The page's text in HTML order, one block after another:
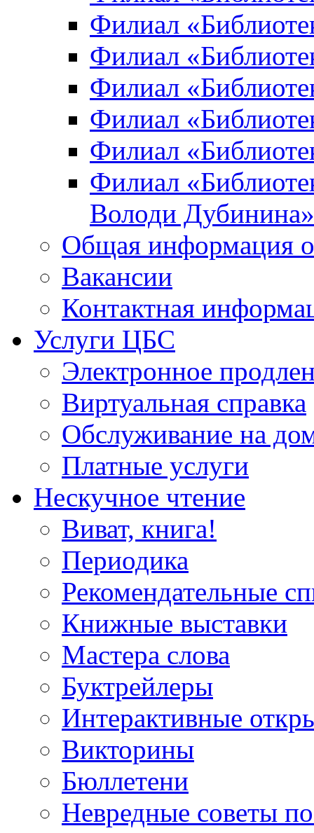
Филиал
Филиал
Филиал
Филиал
Филиал
Филиал
Володи Дубинина»
Общая информация
Вакансии
Контактная
Услуги ЦБС
Электронное
Виртуальная справка
Обслуживание на
Платные услуги
Нескучное чтение
Виват, книга!
Периодика
Рекомендательные
Книжные выставки
Мастера слова
Буктрейлеры
Интерактивные
Викторины
Бюллетени
Невредные советы